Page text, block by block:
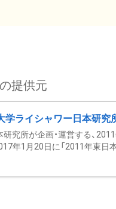
提供元
学ライシャワー日本研究
究所が企画・運営する、
年1月20日に「2011年東日